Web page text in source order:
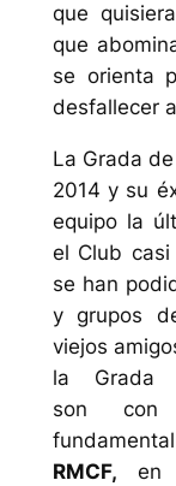
que
que
se orienta
desfallecer
La Grada
2014 y su
equipo la
el Club
se han
y grupos
viejos
la Grada
son
con
RMCF, en